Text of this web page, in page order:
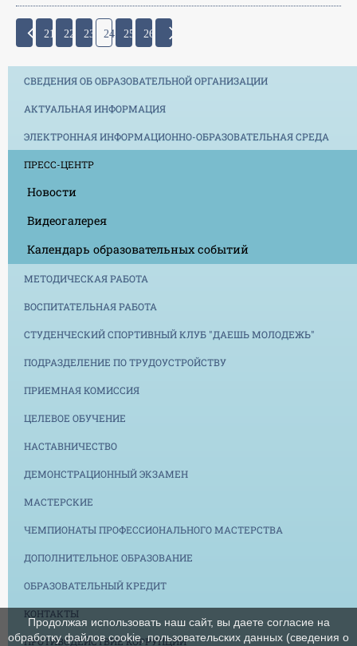
21 22 23 24 25 26
СВЕДЕНИЯ ОБ ОБРАЗОВАТЕЛЬНОЙ ОРГАНИЗАЦИИ
АКТУАЛЬНАЯ ИНФОРМАЦИЯ
ЭЛЕКТРОННАЯ ИНФОРМАЦИОННО-ОБРАЗОВАТЕЛЬНАЯ СРЕДА
ПРЕСС-ЦЕНТР
Новости
Видеогалерея
Календарь образовательных событий
МЕТОДИЧЕСКАЯ РАБОТА
ВОСПИТАТЕЛЬНАЯ РАБОТА
СТУДЕНЧЕСКИЙ СПОРТИВНЫЙ КЛУБ "ДАЕШЬ МОЛОДЕЖЬ"
ПОДРАЗДЕЛЕНИЕ ПО ТРУДОУСТРОЙСТВУ
ПРИЕМНАЯ КОМИССИЯ
ЦЕЛЕВОЕ ОБУЧЕНИЕ
НАСТАВНИЧЕСТВО
ДЕМОНСТРАЦИОННЫЙ ЭКЗАМЕН
МАСТЕРСКИЕ
ЧЕМПИОНАТЫ ПРОФЕССИОНАЛЬНОГО МАСТЕРСТВА
ДОПОЛНИТЕЛЬНОЕ ОБРАЗОВАНИЕ
ОБРАЗОВАТЕЛЬНЫЙ КРЕДИТ
КОНТАКТЫ
ПРОТИВОДЕЙСТВИЕ КОРРУПЦИИ
Продолжая использовать наш сайт, вы даете согласие на
обработку файлов cookie, пользовательских данных (сведения о